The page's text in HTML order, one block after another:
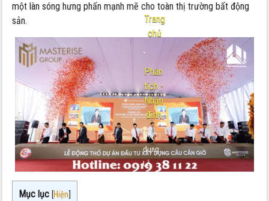
Trang
chủ
-
Phân
tích -
Nhận
định
Nội
dung:
Lễ
một làn sóng hưng phấn mạnh mẽ cho toàn thị trường bất động
sản.
Mục lục [Hiện]